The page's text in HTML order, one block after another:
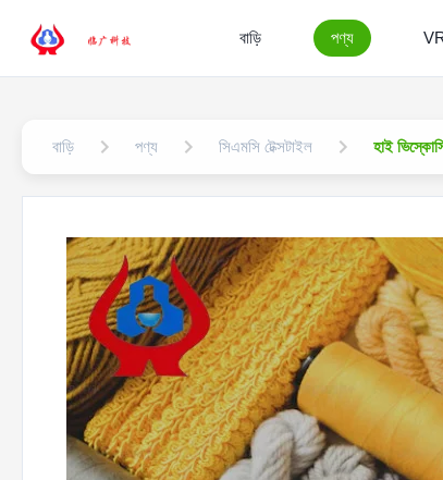
বাড়ি পণ্য
বাড়ি পণ্য সিএমসি টেক্সটাইল হাই